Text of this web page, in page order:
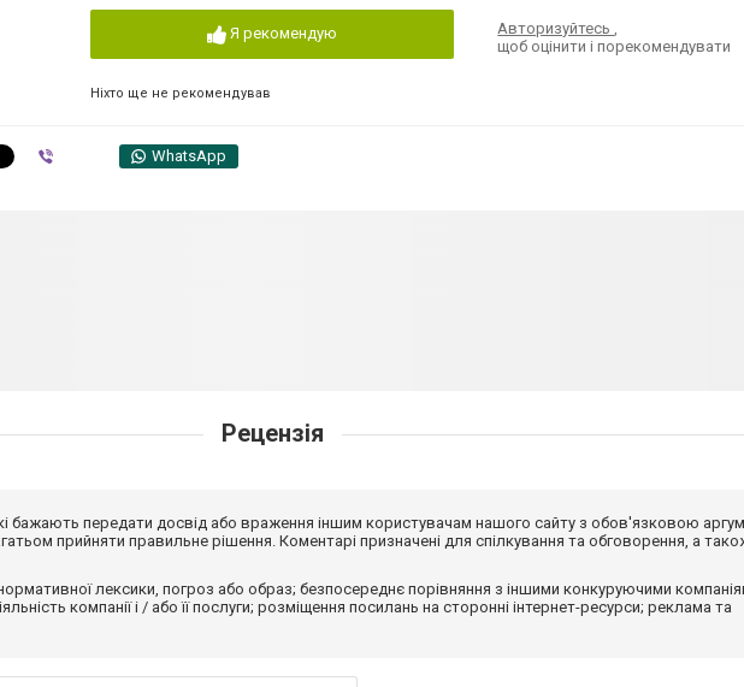
Я рекомендую
Ніхто ще не рекомендував
Авторизуйтесь,
щоб оцінити і порекомендувати
WhatsApp
Рецензія
бажають передати досвід або враження іншим користувачам нашого сайту з обов'язковою
прийняти правильне рішення. Коментарі призначені для спілкування та обговорення, а
лексики, погроз або образ; безпосереднє порівняння з іншими конкуруючими
компанії і / або її послуги; розміщення посилань на сторонні інтернет-ресурси; реклама та